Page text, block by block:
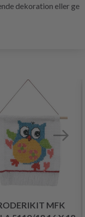
dekoration eller ge
MFK